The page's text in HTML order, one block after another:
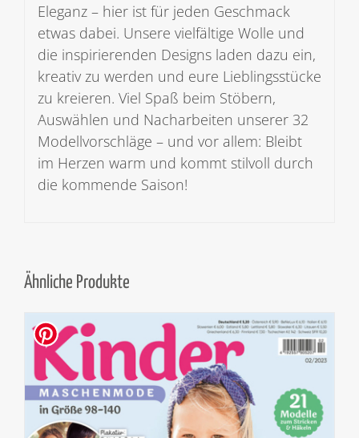
Eleganz – hier ist für jeden Geschmack
etwas dabei. Unsere vielfältige Wolle und
die inspirierenden Designs laden dazu ein,
kreativ zu werden und eure Lieblingsstücke
zu kreieren. Viel Spaß beim Stöbern,
Auswählen und Nacharbeiten unserer 32
Modellvorschläge – und vor allem: Bleibt
im Herzen warm und kommt stilvoll durch
die kommende Saison!
Ähnliche Produkte